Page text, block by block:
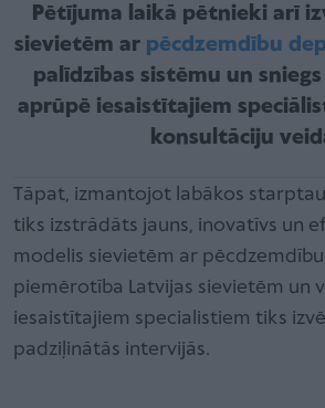
Pētījuma laikā pētnieki arī
sievietēm ar pēcdzemdību
palīdzības sistēmu un
aprūpē iesaistītajiem
konsultāciju
Tāpat, izmantojot labākos
tiks izstrādāts jauns, inovatīvs un
modelis sievietēm ar
piemērotība Latvijas sievietēm un
iesaistītajiem specialistiem tiks
padziļinātās intervijās.